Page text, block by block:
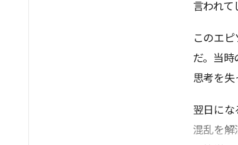
言われて
このエ
だ。当時
思考を失
翌日に
混乱を解